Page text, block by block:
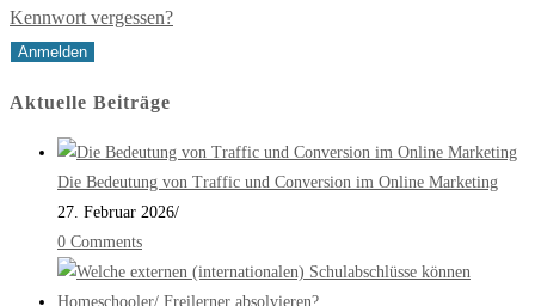
Kennwort vergessen?
Aktuelle Beiträge
Die Bedeutung von Traffic und Conversion im Online Marketing
27. Februar 2026/
0 Comments